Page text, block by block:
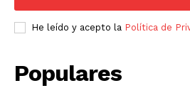
He leído y acepto la Política de
Populares